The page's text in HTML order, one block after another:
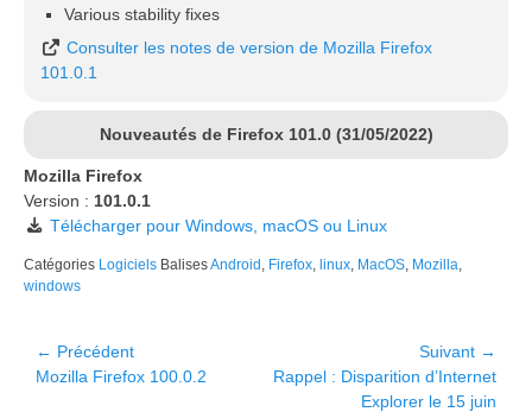
Various stability fixes
Consulter les notes de version de Mozilla Firefox
101.0.1
Nouveautés de Firefox 101.0 (31/05/2022)
Mozilla Firefox
Version : 101.0.1
Télécharger pour Windows, macOS ou Linux
Catégories Logiciels BalisesAndroid Firefox linux MacOS Mozilla
windows
Navigation
de
← Précédent
Article
Mozilla Firefox 100.0.2
Suivant →
Article
Rappel : Disparition d’Internet
Explorer le 15 juin